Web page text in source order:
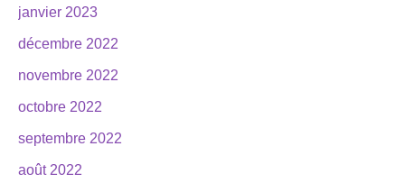
janvier 2023
décembre 2022
novembre 2022
octobre 2022
septembre 2022
août 2022